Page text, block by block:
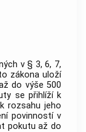
v § 3, 6, 7,
zákona uloží
do výše 500
se přihlíží k
rozsahu jeho
povinností v
pokutu až do